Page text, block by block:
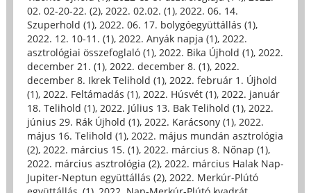
02. 02-20-22. (2), 2022. 02.02. (1), 2022. 06. 14.
Szuperhold (1), 2022. 06. 17. bolygóegyüttállás (1),
2022. 12. 10-11. (1), 2022. Anyák napja (1), 2022.
asztrológiai összefoglaló (1), 2022. Bika Újhold (1), 2022.
december 21. (1), 2022. december 8. (1), 2022.
december 8. Ikrek Telihold (1), 2022. február 1. Újhold
(1), 2022. Feltámadás (1), 2022. Húsvét (1), 2022. január
18. Telihold (1), 2022. Július 13. Bak Telihold (1), 2022.
június 29. Rák Újhold (1), 2022. Karácsony (1), 2022.
május 16. Telihold (1), 2022. május mundán asztrológia
(2), 2022. március 15. (1), 2022. március 8. Nőnap (1),
2022. március asztrológia (2), 2022. március Halak Nap-
Jupiter-Neptun együttállás (2), 2022. Merkúr-Plútó